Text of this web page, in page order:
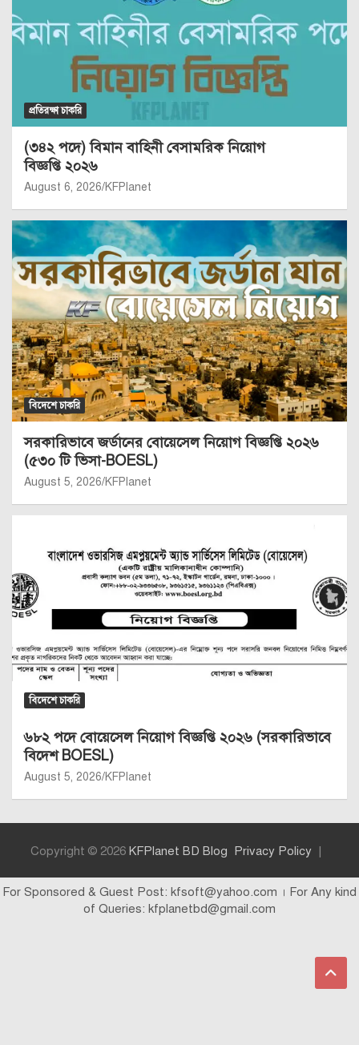
প্রতিরক্ষা চাকরি
(৩৪২ পদে) বিমান বাহিনী বেসামরিক নিয়োগ
বিজ্ঞপ্তি ২০২৬
August 6, 2026 KFPlanet
বিদেশে চাকরি
সরকারিভাবে জর্ডানের বোয়েসেল নিয়োগ বিজ্ঞপ্তি ২০২৬
(৫৩০ টি ভিসা-BOESL)
August 5, 2026 KFPlanet
বিদেশে চাকরি
৬৮২ পদে বোয়েসেল নিয়োগ বিজ্ঞপ্তি ২০২৬ (সরকারিভাবে
বিদেশ BOESL)
August 5, 2026 KFPlanet
Copyright © 2026 KFPlanet BD Blog Privacy Policy
For Sponsored & Guest Post: kfsoft@yahoo.com । For Any kind
of Queries: kfplanetbd@gmail.com